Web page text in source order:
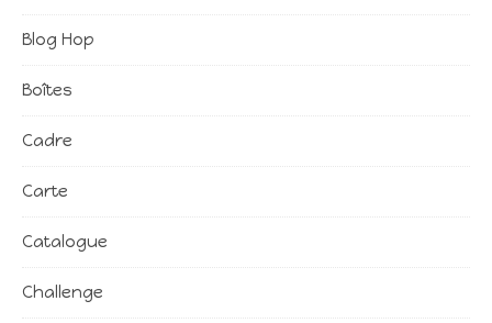
Blog Hop
Boîtes
Cadre
Carte
Catalogue
Challenge